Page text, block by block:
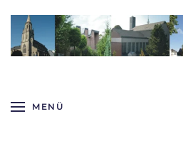
Zum Hauptinhalt springen
MENÜ